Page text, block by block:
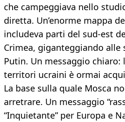
che campeggiava nello
diretta. Un’enorme mappa
includeva parti del sud-est
Crimea, giganteggiando alle
Putin. Un messaggio chiaro:
territori ucraini è ormai
La base sulla quale Mosca
arretrare. Un messaggio
“Inquietante” per Europa e